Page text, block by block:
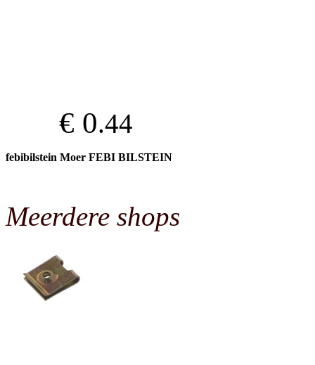
€ 0.44
febibilstein Moer FEBI BILSTEIN
Meerdere shops